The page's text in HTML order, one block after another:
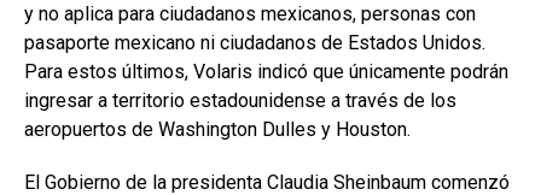
y no aplica para ciudadanos mexicanos, personas con
pasaporte mexicano ni ciudadanos de Estados Unidos.
Para estos últimos, Volaris indicó que únicamente podrán
ingresar a territorio estadounidense a través de los
aeropuertos de Washington Dulles y Houston.
El Gobierno de la presidenta Claudia Sheinbaum comenzó